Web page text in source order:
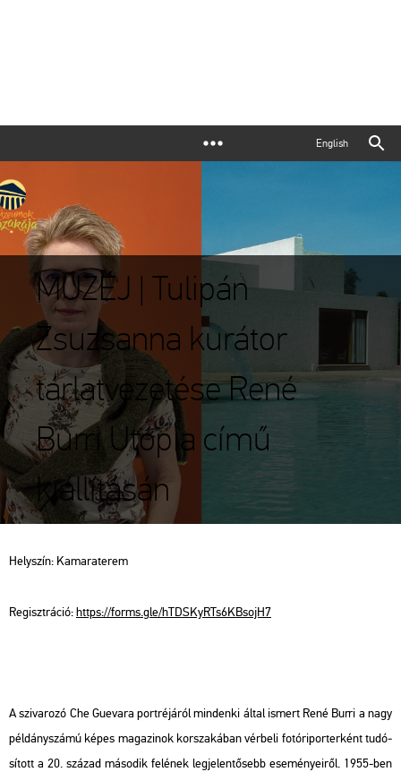
English
MÚZÉJ | Tulipán
Zsuzsanna kurátor
tárlatvezetése René
Burri Utópia című
kiállításán
Hely­szín: Ka­ma­ra­te­rem
Re­giszt­rá­ció:https://​forms.​gle/​hTD​SKyR​Ts6K​Bsoj​H7
A szi­va­ro­zó Che Gu­e­va­ra port­ré­já­ról min­den­ki által is­mert René Burri a nagy
pél­dány­szá­mú képes ma­ga­zi­nok kor­sza­ká­ban vér­be­li fo­tó­ri­por­ter­ként tu­dó­
sí­tott a 20. szá­zad má­so­dik fe­lé­nek leg­je­len­tő­sebb ese­mé­nye­i­ről. 1955-ben